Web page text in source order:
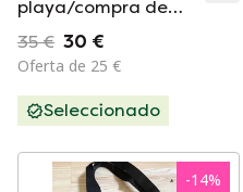
playa/compra de
lona Kenzo Paris –
Nuevo y original
35 € 30 €
Oferta de 25 €
Seleccionado
-14%